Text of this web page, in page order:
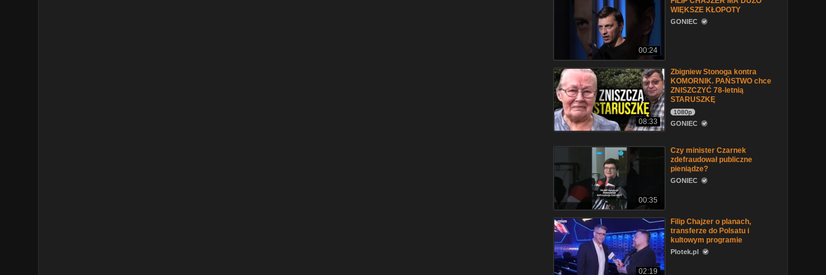
00:24
WIĘKSZE KŁOPOTY
GONIEC
08:33
Zbigniew Stonoga kontra
KOMORNIK. PAŃSTWO chce
ZNISZCZYĆ 78-letnią
STARUSZKĘ
1080p
GONIEC
00:35
Czy minister Czarnek
zdefraudował publiczne
pieniądze?
GONIEC
02:19
Filip Chajzer o planach,
transferze do Polsatu i
kultowym programie
Plotek.pl